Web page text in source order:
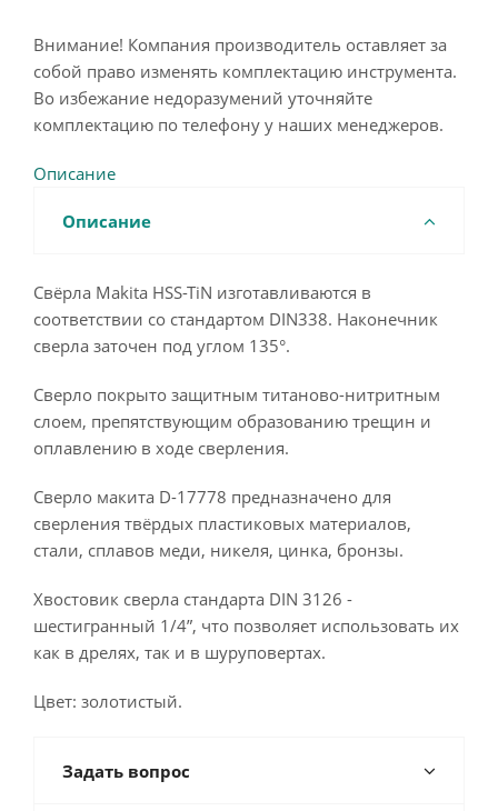
Внимание! Компания производитель оставляет за
собой право изменять комплектацию инструмента.
Во избежание недоразумений уточняйте
комплектацию по телефону у наших менеджеров.
Описание
Описание
Свёрла Makita HSS-TiN изготавливаются в
соответствии со стандартом DIN338. Наконечник
сверла заточен под углом 135°.
Сверло покрыто защитным титаново-нитритным
слоем, препятствующим образованию трещин и
оплавлению в ходе сверления.
Сверло макита D-17778 предназначено для
сверления твёрдых пластиковых материалов,
стали, сплавов меди, никеля, цинка, бронзы.
Хвостовик сверла стандарта DIN 3126 -
шестигранный 1/4”, что позволяет использовать их
как в дрелях, так и в шуруповертах.
Цвет: золотистый.
Задать вопрос